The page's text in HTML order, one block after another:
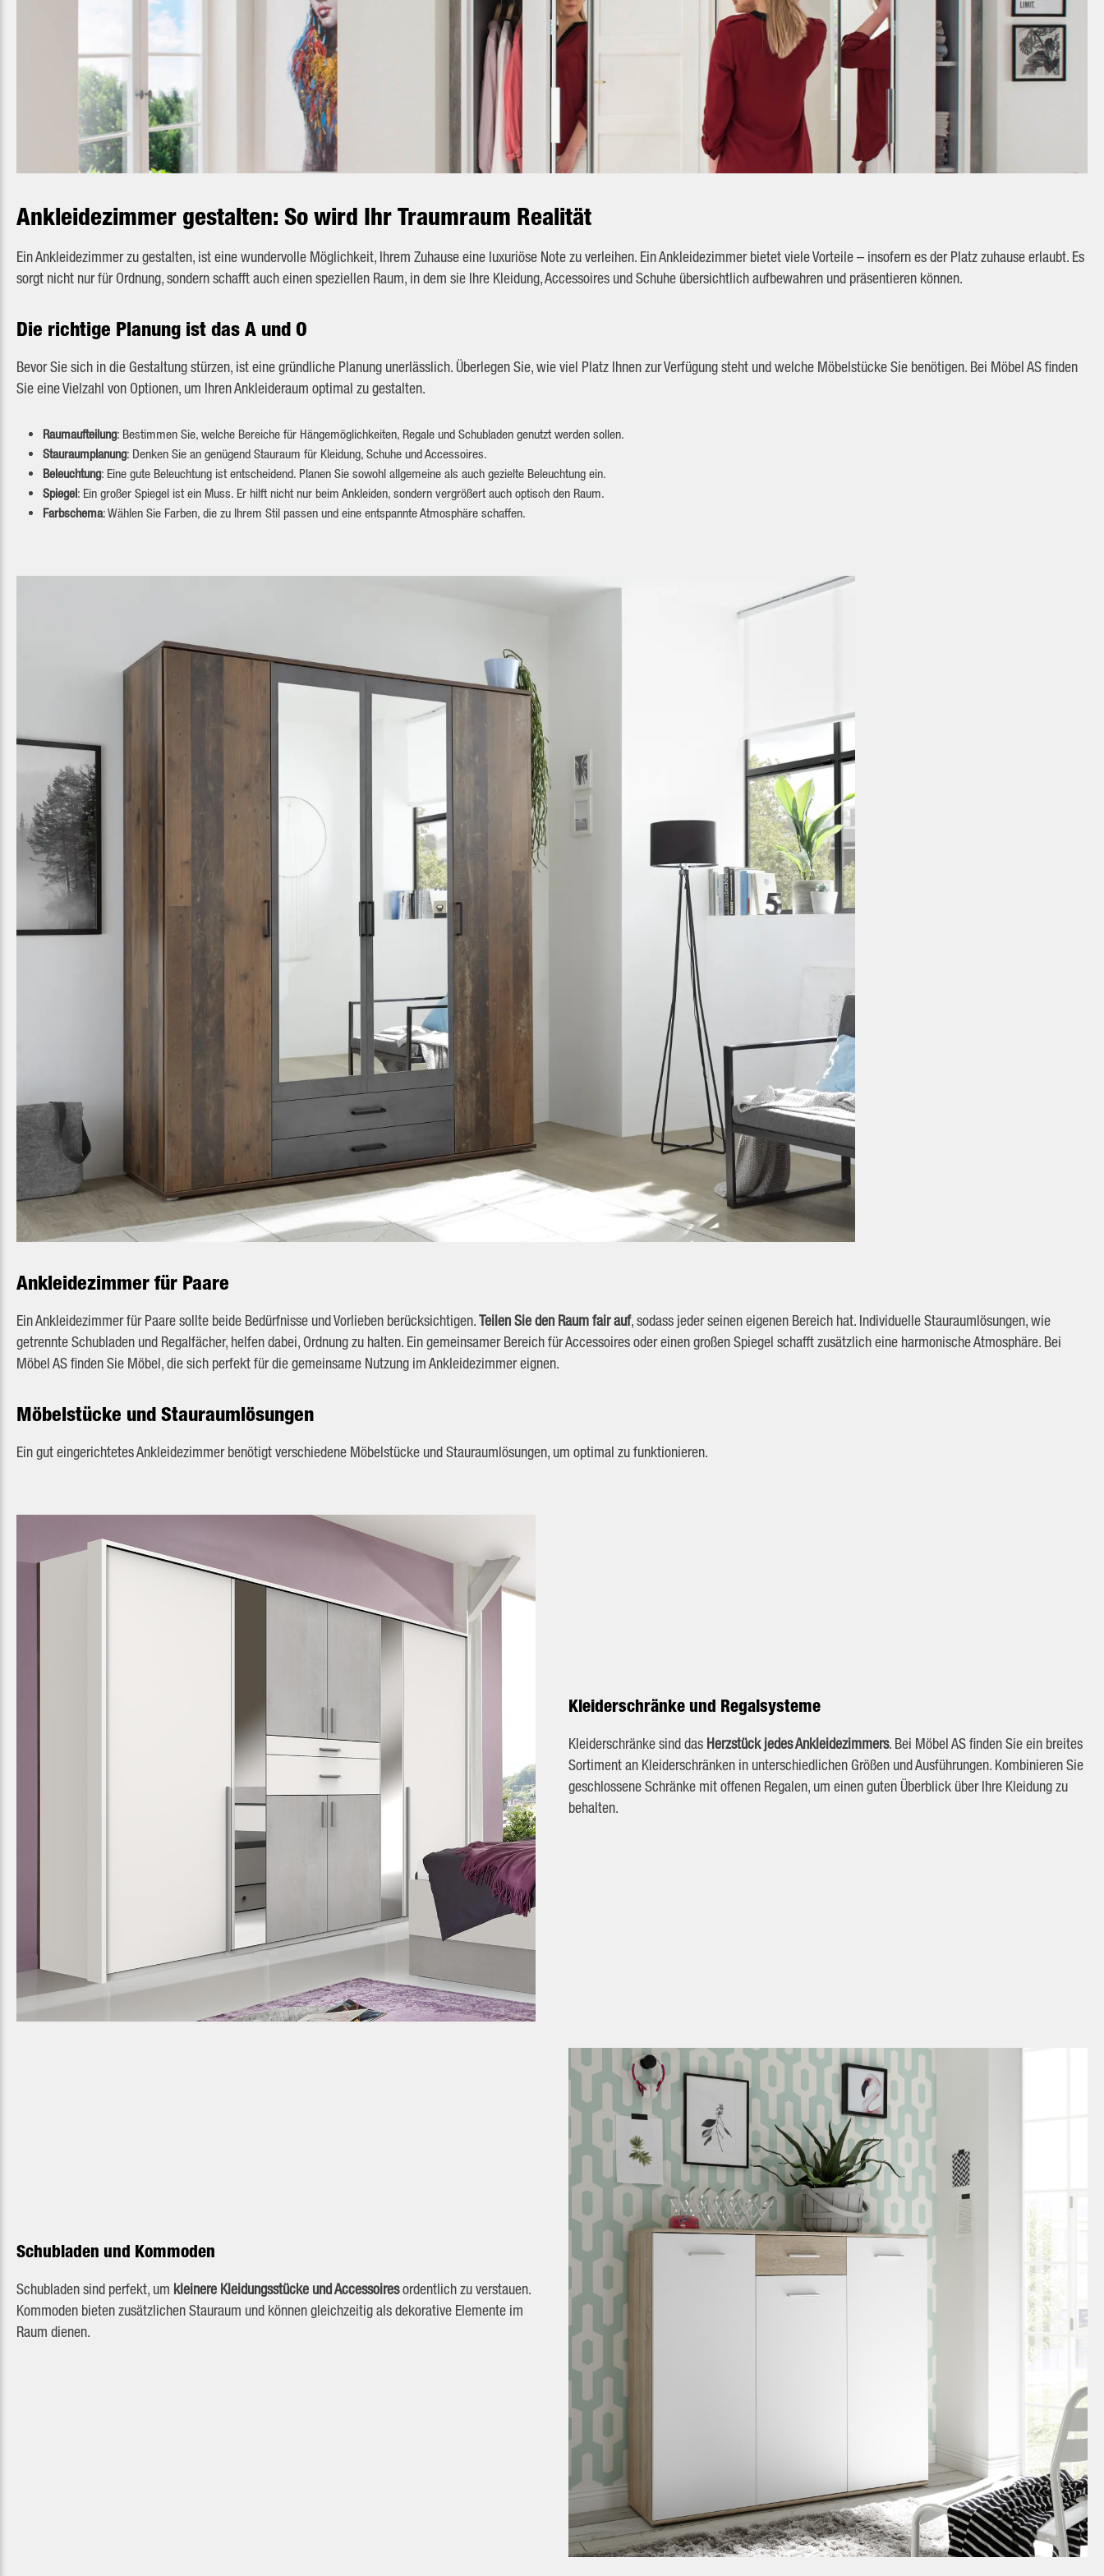
Ankleidezimmer gestalten: So wird Ihr Traumraum Realität
Ein Ankleidezimmer zu gestalten, ist eine wundervolle Möglichkeit, Ihrem Zuhause eine luxuriöse Note zu verleihen. Ein Ankleidezimmer bietet viele Vorteile – insofern es der Platz zuhause erlaubt. Es
sorgt nicht nur für Ordnung, sondern schafft auch einen speziellen Raum, in dem sie Ihre Kleidung, Accessoires und Schuhe übersichtlich aufbewahren und präsentieren können.
Die richtige Planung ist das A und O
Bevor Sie sich in die Gestaltung stürzen, ist eine gründliche Planung unerlässlich. Überlegen Sie, wie viel Platz Ihnen zur Verfügung steht und welche Möbelstücke Sie benötigen. Bei Möbel AS finden
Sie eine Vielzahl von Optionen, um Ihren Ankleideraum optimal zu gestalten.
Raumaufteilung: Bestimmen Sie, welche Bereiche für Hängemöglichkeiten, Regale und Schubladen genutzt werden sollen.
Stauraumplanung: Denken Sie an genügend Stauraum für Kleidung, Schuhe und Accessoires.
Beleuchtung: Eine gute Beleuchtung ist entscheidend. Planen Sie sowohl allgemeine als auch gezielte Beleuchtung ein.
Spiegel: Ein großer Spiegel ist ein Muss. Er hilft nicht nur beim Ankleiden, sondern vergrößert auch optisch den Raum.
Farbschema: Wählen Sie Farben, die zu Ihrem Stil passen und eine entspannte Atmosphäre schaffen.
Ankleidezimmer für Paare
Ein Ankleidezimmer für Paare sollte beide Bedürfnisse und Vorlieben berücksichtigen.Teilen Sie den Raum fair auf, sodass jeder seinen eigenen Bereich hat. Individuelle Stauraumlösungen, wie
getrennte Schubladen und Regalfächer, helfen dabei, Ordnung zu halten. Ein gemeinsamer Bereich für Accessoires oder einen großen Spiegel schafft zusätzlich eine harmonische Atmosphäre. Bei
Möbel AS finden Sie Möbel, die sich perfekt für die gemeinsame Nutzung im Ankleidezimmer eignen.
Möbelstücke und Stauraumlösungen
Ein gut eingerichtetes Ankleidezimmer benötigt verschiedene Möbelstücke und Stauraumlösungen, um optimal zu funktionieren.
Kleiderschränke und Regalsysteme
Kleiderschränke sind das Herzstück jedes Ankleidezimmers. Bei Möbel AS finden Sie ein breites
Sortiment an Kleiderschränken in unterschiedlichen Größen und Ausführungen. Kombinieren Sie
geschlossene Schränke mit offenen Regalen, um einen guten Überblick über Ihre Kleidung zu
behalten.
Schubladen und Kommoden
Schubladen sind perfekt, um kleinere Kleidungsstücke und Accessoiresordentlich zu verstauen.
Kommoden bieten zusätzlichen Stauraum und können gleichzeitig als dekorative Elemente im
Raum dienen.